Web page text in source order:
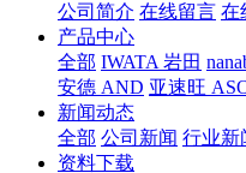
公司简介 在线留言 在
产品中心
全部 IWATA 岩田
安德 AND 亚速旺
新闻动态
全部 公司新闻 行业新
资料下载